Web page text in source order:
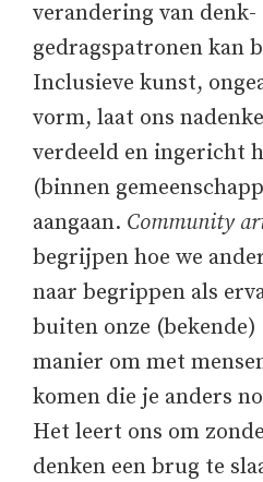
verandering van denk-
gedragspatronen kan
Inclusieve kunst,
vorm, laat ons
verdeeld en ingericht
(binnen
aangaan. Community
begrijpen hoe we
naar begrippen als
buiten onze
manier om met
komen die je anders
Het leert ons om
denken een brug te